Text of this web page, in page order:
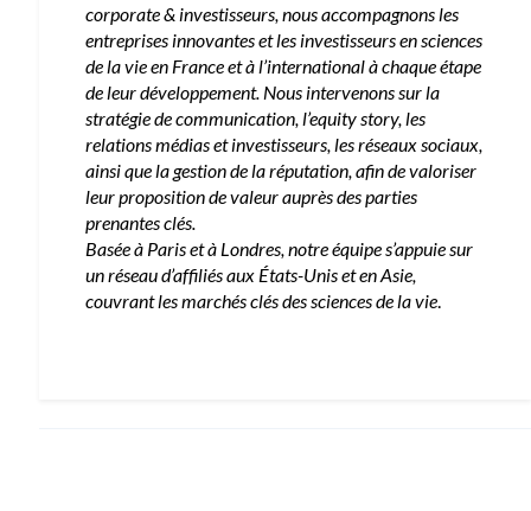
corporate & investisseurs, nous accompagnons les
entreprises innovantes et les investisseurs en sciences
de la vie en France et à l’international à chaque étape
de leur développement. Nous intervenons sur la
stratégie de communication, l’equity story, les
relations médias et investisseurs, les réseaux sociaux,
ainsi que la gestion de la réputation, afin de valoriser
leur proposition de valeur auprès des parties
prenantes clés.
Basée à Paris et à Londres, notre équipe s’appuie sur
un réseau d’affiliés aux États-Unis et en Asie,
couvrant les marchés clés des sciences de la vie